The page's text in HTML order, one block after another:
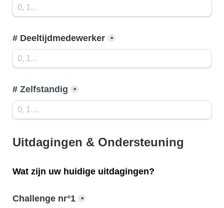
# Deeltijdmedewerker *
# Zelfstandig *
Uitdagingen & Ondersteuning
Wat zijn uw huidige uitdagingen?
Challenge nr°1 *